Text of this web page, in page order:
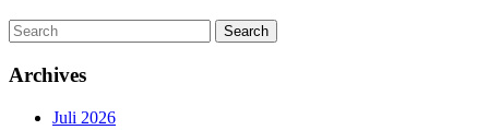
Search Search
Archives
Juli 2026